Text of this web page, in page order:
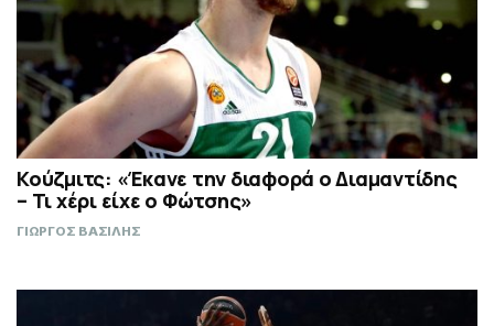
Κούζμιτς: «Έκανε την διαφορά ο Διαμαντίδης
– Τι χέρι είχε ο Φώτσης»
ΓΙΩΡΓΟΣ ΒΑΣΙΛΗΣ